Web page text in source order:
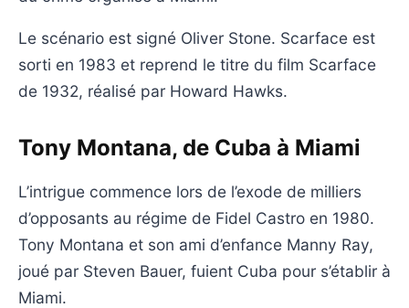
Le scénario est signé Oliver Stone. Scarface est
sorti en 1983 et reprend le titre du film Scarface
de 1932, réalisé par Howard Hawks.
Tony Montana, de Cuba à Miami
L’intrigue commence lors de l’exode de milliers
d’opposants au régime de Fidel Castro en 1980.
Tony Montana et son ami d’enfance Manny Ray,
joué par Steven Bauer, fuient Cuba pour s’établir à
Miami.